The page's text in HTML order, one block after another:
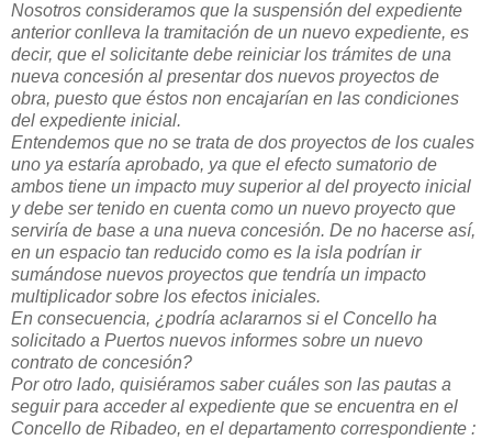
Nosotros consideramos que la suspensión del expediente
anterior conlleva la tramitación de un nuevo expediente, es
decir, que el solicitante debe reiniciar los trámites de una
nueva concesión al presentar dos nuevos proyectos de
obra, puesto que éstos non encajarían en las condiciones
del expediente inicial.
Entendemos que no se trata de dos proyectos de los cuales
uno ya estaría aprobado, ya que el efecto sumatorio de
ambos tiene un impacto muy superior al del proyecto inicial
y debe ser tenido en cuenta como un nuevo proyecto que
serviría de base a una nueva concesión. De no hacerse así,
en un espacio tan reducido como es la isla podrían ir
sumándose nuevos proyectos que tendría un impacto
multiplicador sobre los efectos iniciales.
En consecuencia, ¿podría aclararnos si el Concello ha
solicitado a Puertos nuevos informes sobre un nuevo
contrato de concesión?
Por otro lado, quisiéramos saber cuáles son las pautas a
seguir para acceder al expediente que se encuentra en el
Concello de Ribadeo, en el departamento correspondiente :